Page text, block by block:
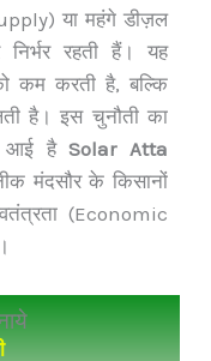
या महंगे डीज़ल
रहती हैं। यह
कम करती है, बल्कि
है। इस चुनौती का
आई हैSolar Atta
मंदसौर के किसानों
(Economic